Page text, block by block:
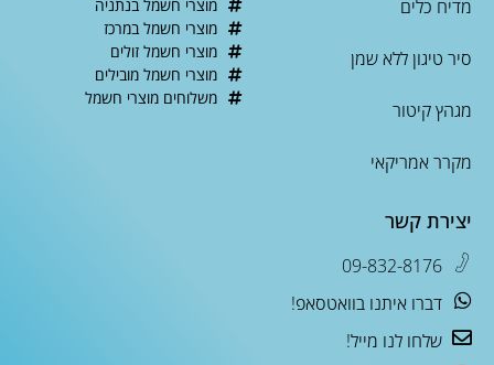
מדיח כלים
סיר טיגון ללא שמן
מגהץ קיטור
מקרר אמריקאי
מוצרי חשמל בנתניה
מוצרי חשמל במרכז
מוצרי חשמל זולים
מוצרי חשמל מובילים
משלוחים מוצרי חשמל
יצירת קשר
09-832-8176
דברו איתנו בוואטסאפ!
שלחו לנו מייל!